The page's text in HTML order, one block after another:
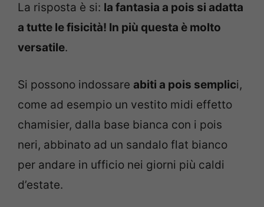
La risposta è si: la fantasia a pois si adatta
a tutte le fisicità! In più questa è molto
versatile.
Si possono indossare abiti a pois semplici,
come ad esempio un vestito midi effetto
chamisier, dalla base bianca con i pois
neri, abbinato ad un sandalo flat bianco
per andare in ufficio nei giorni più caldi
d’estate.